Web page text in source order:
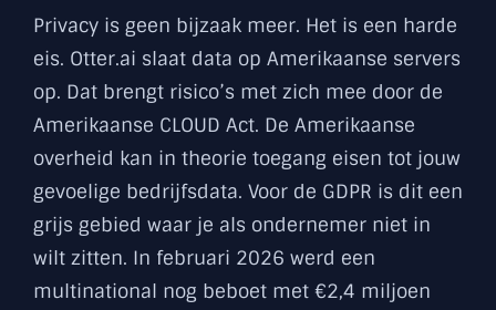
Privacy is geen bijzaak meer. Het is een harde
eis. Otter.ai slaat data op Amerikaanse servers
op. Dat brengt risico’s met zich mee door de
Amerikaanse CLOUD Act. De Amerikaanse
overheid kan in theorie toegang eisen tot jouw
gevoelige bedrijfsdata. Voor de GDPR is dit een
grijs gebied waar je als ondernemer niet in
wilt zitten. In februari 2026 werd een
multinational nog beboet met €2,4 miljoen